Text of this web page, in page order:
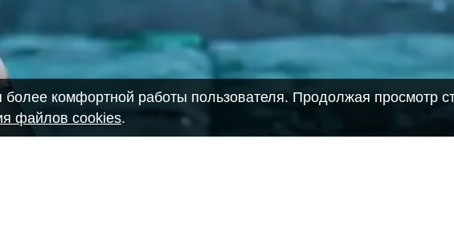
комфортной работы пользователя. Продолжая просмотр
файлов cookies.